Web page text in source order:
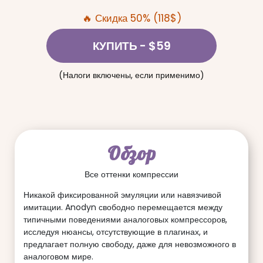
🔥 Скидка 50% (118$)
КУПИТЬ - $59
(Налоги включены, если применимо)
Обзор
Все оттенки компрессии
Никакой фиксированной эмуляции или навязчивой
имитации. Anodyn свободно перемещается между
типичными поведениями аналоговых компрессоров,
исследуя нюансы, отсутствующие в плагинах, и
предлагает полную свободу, даже для невозможного в
аналоговом мире.